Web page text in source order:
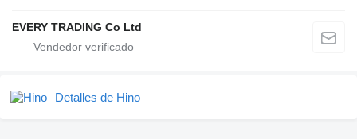
EVERY TRADING Co Ltd
Detalles de Hino